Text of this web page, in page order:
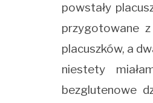
powstały
przygotowane
placuszków, a
niestety
bezglutenowe